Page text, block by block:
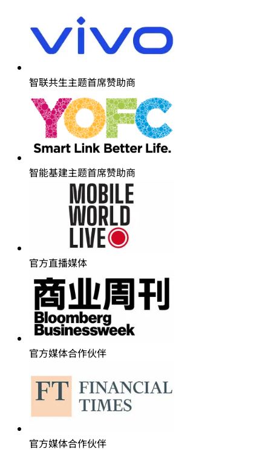
智联共生主题首席赞助商
智能基建主题首席赞助商
官方直播媒体
官方媒体合作伙伴
官方媒体合作伙伴